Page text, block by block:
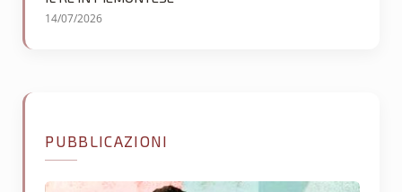
14/07/2026
PUBBLICAZIONI